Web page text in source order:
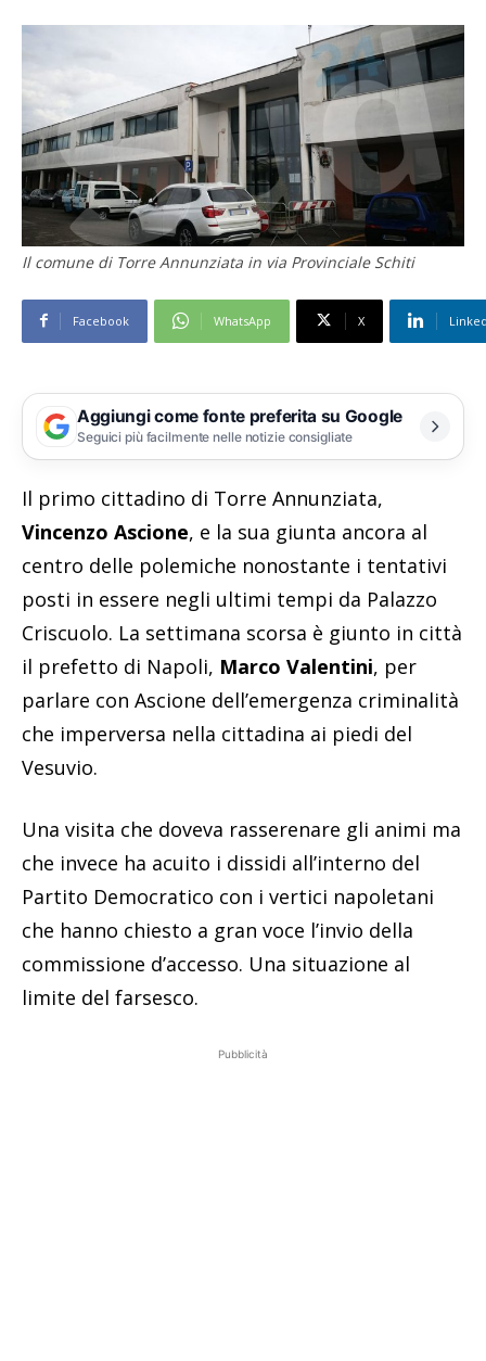
Il comune di Torre Annunziata in via Provinciale Schiti
Facebook WhatsApp X
Aggiungi come fonte preferita su Google
Seguici più facilmente nelle notizie consigliate
Il primo cittadino di Torre Annunziata,
Vincenzo Ascione, e la sua giunta ancora al
centro delle polemiche nonostante i tentativi
posti in essere negli ultimi tempi da Palazzo
Criscuolo. La settimana scorsa è giunto in città
il prefetto di Napoli, Marco Valentini, per
parlare con Ascione dell’emergenza criminalità
che imperversa nella cittadina ai piedi del
Vesuvio.
Una visita che doveva rasserenare gli animi ma
che invece ha acuito i dissidi all’interno del
Partito Democratico con i vertici napoletani
che hanno chiesto a gran voce l’invio della
commissione d’accesso. Una situazione al
limite del farsesco.
Pubblicità